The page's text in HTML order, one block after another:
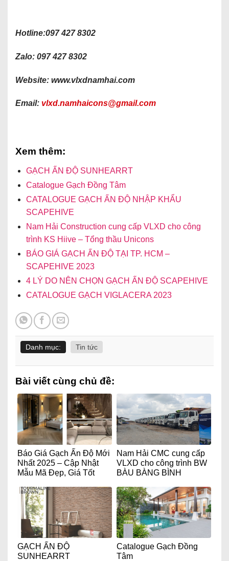
Hotline:097 427 8302
Zalo: 097 427 8302
Website: www.vlxdnamhai.com
Email: vlxd.namhaicons@gmail.com
Xem thêm:
GẠCH ẤN ĐỘ SUNHEARRT
Catalogue Gạch Đồng Tâm
CATALOGUE GẠCH ẤN ĐỘ NHẬP KHẨU
SCAPEHIVE
Nam Hải Construction cung cấp VLXD cho công
trình KS Hiive – Tổng thầu Unicons
BÁO GIÁ GẠCH ẤN ĐỘ TẠI TP. HCM –
SCAPEHIVE 2023
4 LÝ DO NÊN CHỌN GẠCH ẤN ĐỘ SCAPEHIVE
CATALOGUE GẠCH VIGLACERA 2023
Danh mục: Tin tức
Bài viết cùng chủ đề:
Báo Giá Gạch Ấn Độ Mới
Nhất 2025 – Cập Nhật
Mẫu Mã Đẹp, Giá Tốt
Nam Hải CMC cung cấp
VLXD cho công trình BW
BÀU BÀNG BÌNH
GẠCH ẤN ĐỘ
SUNHEARRT
Catalogue Gạch Đồng
Tâm